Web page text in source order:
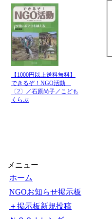
【1000円以上送料無料】
できるぞ！NGO活動
〔2〕／石原尚子／こども
くらぶ
メニュー
ホーム
NGOお知らせ掲示板
＋掲示板新規投稿